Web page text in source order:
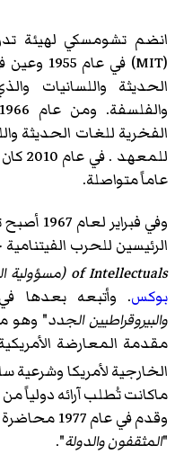
انضم تشومسكي لهيئة
الحديثة واللسانيات
عاماً متواصلة.
وفي
الرئيسين للحرب
of Intellectuals (مسؤولية المثقفين)
بوكس. وأتبعه بعدها في عام 1969
والبيروقراطيين الجدد" وهو
مقدمة المعارضة
الخارجية لأمريكا وشرعية
ماكانت تُطلب آرائه دولياً
وقدم في
"المثقفون والدولة".